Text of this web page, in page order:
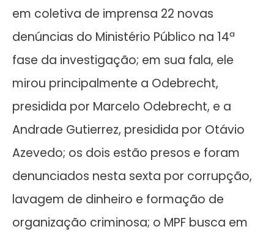
em coletiva de imprensa 22 novas
denúncias do Ministério Público na 14ª
fase da investigação; em sua fala, ele
mirou principalmente a Odebrecht,
presidida por Marcelo Odebrecht, e a
Andrade Gutierrez, presidida por Otávio
Azevedo; os dois estão presos e foram
denunciados nesta sexta por corrupção,
lavagem de dinheiro e formação de
organização criminosa; o MPF busca em